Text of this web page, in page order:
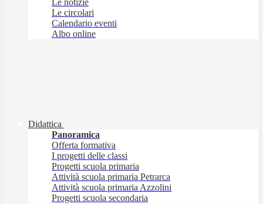
Le notizie
Le circolari
Calendario eventi
Albo online
Didattica
Panoramica
Offerta formativa
I progetti delle classi
Progetti scuola primaria
Attività scuola primaria Petrarca
Attività scuola primaria Azzolini
Progetti scuola secondaria